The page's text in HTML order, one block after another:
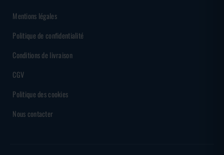
Mentions légales
Politique de confidentialité
Conditions de livraison
CGV
Politique des cookies
Nous contacter